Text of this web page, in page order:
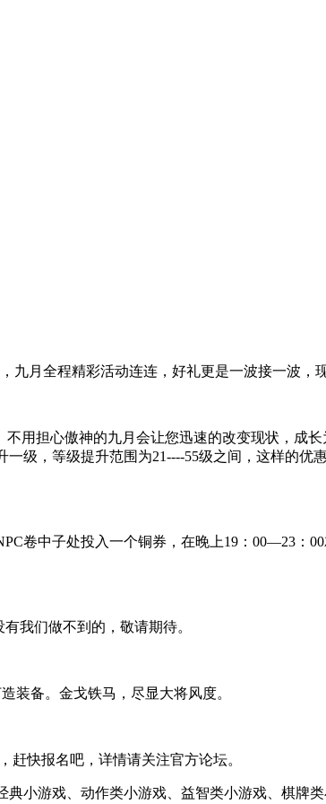
九月全程精彩活动连连，好礼更是一波接一波，
用担心傲神的九月会让您迅速的改变现状，成
级，等级提升范围为21----55级之间，这样的优
卷中子处投入一个铜券，在晚上19：00—23：
我们做不到的，敬请期待。
装备。金戈铁马，尽显大将风度。
快报名吧，详情请关注官方论坛。
小游戏、动作类小游戏、益智类小游戏、棋牌